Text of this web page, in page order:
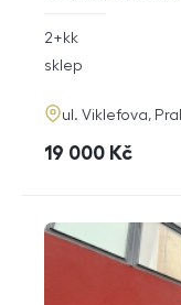
rozměry
2+kk
funkce
sklep
adresa
ul. Viklefova,
cena
19 000 Kč